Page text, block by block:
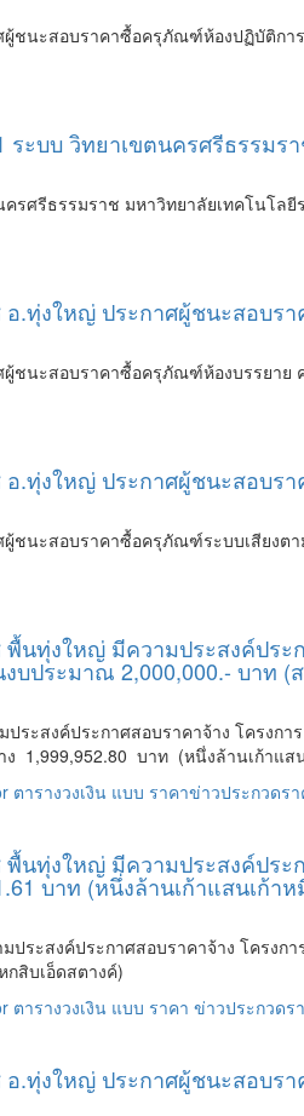
ชนะสอบราคาซื้อครุภัณฑ์ห้องปฏิบัติกา
ะบบ วิทยาเขตนครศรีธรรม
ศรีธรรมราช มหาวิทยาลัยเทคโนโล
.ทุ่งใหญ่ ประกาศผู้ชนะสอบ
ชนะสอบราคาซื้อครุภัณฑ์ห้องบรรยา
.ทุ่งใหญ่ ประกาศผู้ชนะสอบร
ชนะสอบราคาซื้อครุภัณฑ์ระบบเสียงต
ทุ่งใหญ่ มีความประสงค์ปร
บประมาณ 2,000,000.- บาท (
สงค์ประกาศสอบราคาจ้าง โครงก
บาท (หนึ่งล้านเก้าแส
ตารางวงเงิน แบบ ราคาข่าวประกวดรา
ทุ่งใหญ่ มีความประสงค์ประ
บาท (หนึ่งล้านเก้าแสนเก้า
ระสงค์ประกาศสอบราคาจ้าง โคร
สิบเอ็ดสตางค์)
ตารางวงเงิน แบบ ราคา ข่าวประกวดร
.ทุ่งใหญ่ ประกาศผู้ชนะสอบ